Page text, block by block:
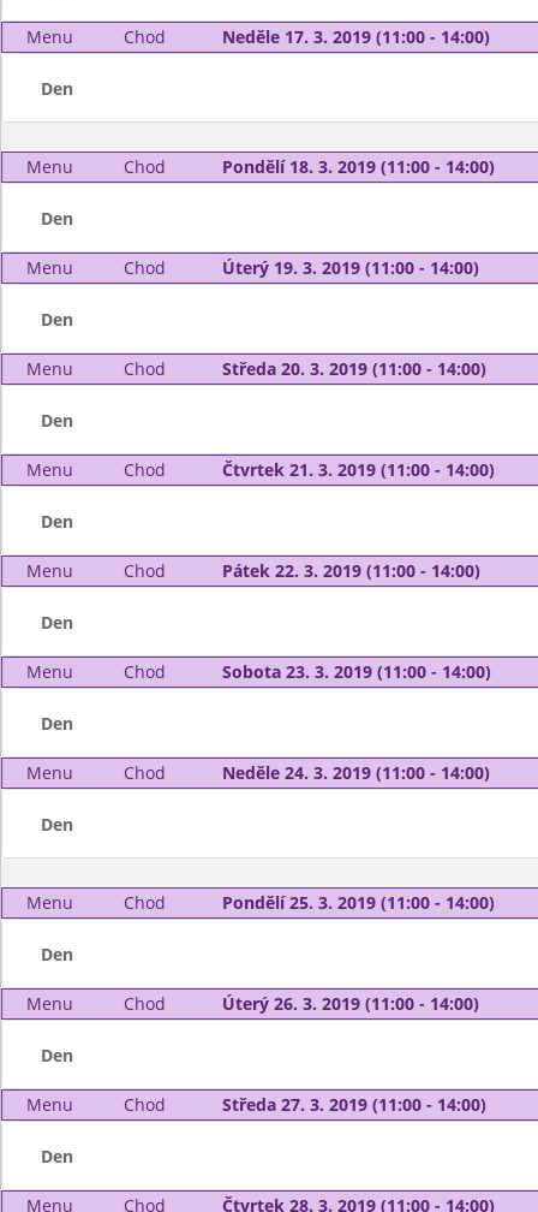
Menu Chod Neděle 17. 3. 2019 (11:00 - 14:00)
Den
Menu Chod Pondělí 18. 3. 2019 (11:00 - 14:00)
Den
Menu Chod Úterý 19. 3. 2019 (11:00 - 14:00)
Den
Menu Chod Středa 20. 3. 2019 (11:00 - 14:00)
Den
Menu Chod Čtvrtek 21. 3. 2019 (11:00 - 14:00)
Den
Menu Chod Pátek 22. 3. 2019 (11:00 - 14:00)
Den
Menu Chod Sobota 23. 3. 2019 (11:00 - 14:00)
Den
Menu Chod Neděle 24. 3. 2019 (11:00 - 14:00)
Den
Menu Chod Pondělí 25. 3. 2019 (11:00 - 14:00)
Den
Menu Chod Úterý 26. 3. 2019 (11:00 - 14:00)
Den
Menu Chod Středa 27. 3. 2019 (11:00 - 14:00)
Den
Menu Chod Čtvrtek 28. 3. 2019 (11:00 - 14:00)